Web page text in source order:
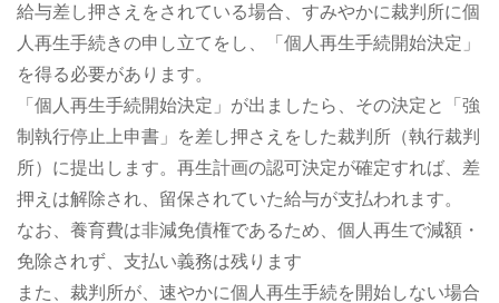
給与差し押さえをされている場合、すみやかに裁判所に個
人再生手続きの申し立てをし、「個人再生手続開始決定」
を得る必要があります。
「個人再生手続開始決定」が出ましたら、その決定と「強
制執行停止上申書」を差し押さえをした裁判所（執行裁判
所）に提出します。再生計画の認可決定が確定すれば、差
押えは解除され、留保されていた給与が支払われます。
なお、養育費は非減免債権であるため、個人再生で減額・
免除されず、支払い義務は残ります
また、裁判所が、速やかに個人再生手続を開始しない場合